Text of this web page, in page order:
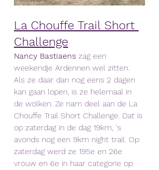
La Chouffe Trail Short
Challenge
Nancy Bastiaens zag een
weekendje Ardennen wel zitten.
Als ze daar dan nog eens 2 dagen
kan gaan lopen, is ze helemaal in
de wolken. Ze nam deel aan de La
Chouffe Trail Short Challenge. Dat is
op zaterdag in de dag 19km, 's
avonds nog een 9km night trail. Op
zaterdag werd ze 195e en 26e
vrouw en 6e in haar categorie op